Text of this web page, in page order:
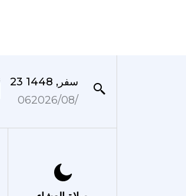
23 سفر, 1448
06‏/08‏/2026